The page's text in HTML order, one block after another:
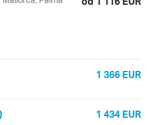
1 366 EUR
1 434 EUR